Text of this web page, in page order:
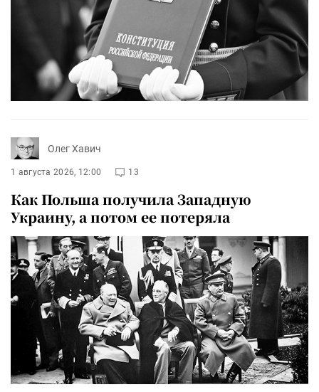
Олег Хавич
1 августа 2026, 12:00 13
Как Польша получила Западную
Украину, а потом ее потеряла